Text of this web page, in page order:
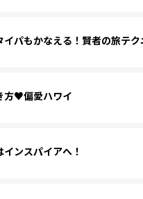
イパもかなえる！賢者の旅テク
方♥偏愛ハワイ
ンスパイアへ！